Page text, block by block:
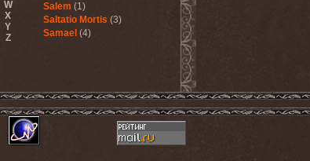
W
X
Y
Z
Salem (1)
Saltatio Mortis (3)
Samael (4)
Sangara (1)
Santa Cruz (1)
Sarah Where Is My Tea